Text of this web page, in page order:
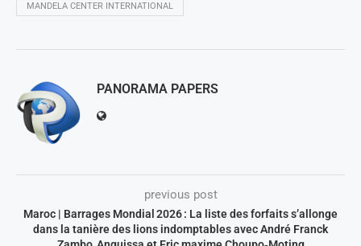
MANDELA CENTER INTERNATIONAL
PANORAMA PAPERS
previous post
Maroc | Barrages Mondial 2026 : La liste des forfaits s’allonge
dans la tanière des lions indomptables avec André Franck